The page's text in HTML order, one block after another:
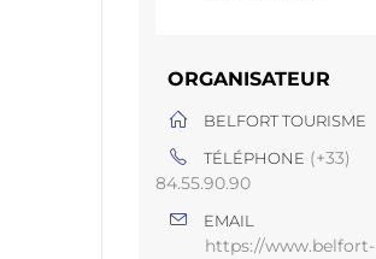
ORGANISATEUR
BELFORT TOURISME
TÉLÉPHONE (+33)
84.55.90.90
EMAIL
https://www.belfort-